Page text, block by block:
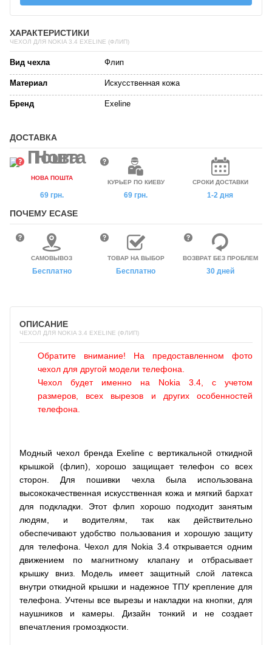
ХАРАКТЕРИСТИКИ
ЧЕХОЛ ДЛЯ NOKIA 3.4 EXELINE (ФЛИП)
Вид чехла Флип
Материал Искусственная кожа
Бренд Exeline
ДОСТАВКА
НОВА ПОШТА
69 грн.
КУРЬЕР ПО КИЕВУ
69 грн.
СРОКИ ДОСТАВКИ
1-2 дня
ПОЧЕМУ ECASE
САМОВЫВОЗ
Бесплатно
ТОВАР НА ВЫБОР
Бесплатно
ВОЗВРАТ БЕЗ ПРОБЛЕМ
30 дней
ОПИСАНИЕ
ЧЕХОЛ ДЛЯ NOKIA 3.4 EXELINE (ФЛИП)
Обратите внимание! На предоставленном фото
чехол для другой модели телефона.
Чехол будет именно на Nokia 3.4, с учетом
размеров, всех вырезов и других особенностей
телефона.
Модный чехол бренда Exeline с вертикальной откидной
крышкой (флип), хорошо защищает телефон со всех
сторон. Для пошивки чехла была использована
высококачественная искусственная кожа и мягкий бархат
для подкладки. Этот флип хорошо подходит занятым
людям, и водителям, так как действительно
обеспечивают удобство пользования и хорошую защиту
для телефона. Чехол для Nokia 3.4 открывается одним
движением по магнитному клапану и отбрасывает
крышку вниз. Модель имеет защитный слой латекса
внутри откидной крышки и надежное ТПУ крепление для
телефона. Учтены все вырезы и накладки на кнопки, для
наушников и камеры. Дизайн тонкий и не создает
впечатления громоздкости.